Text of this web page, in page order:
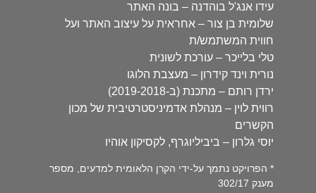
עידו אנג'ל בוהדנה – בונה האתר
שלומית בן צור – אחראית על עיצוב האתר ועל
חווית המשתמש/ת
טלי בלייכר – עורכת לשונית
נורית וינד קידרון – מעצבת הלוגו
ירדן רותם – מתכנת (ב-2019-2018)
רווית לוין – מנהלת אדמיניסטרטיבית של מכון
הקשרים
יוסי גלרון – ביביליוגרף, לקסיקון אוהיו
* הפרויקט נתמך על-ידי הקרן הלאומית למדעים, מספר
מענק 302/17